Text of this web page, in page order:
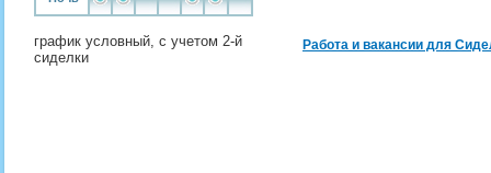
график условный, с учетом 2-й
сиделки
Работа и вакансии для